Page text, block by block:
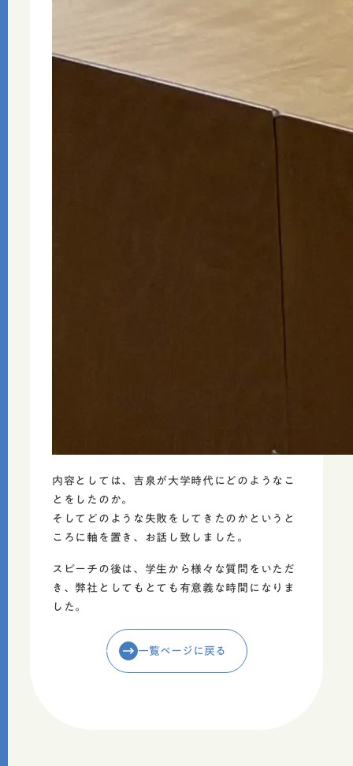
内容としては、吉泉が大学時代にどのようなこ
とをしたのか。
そしてどのような失敗をしてきたのかというと
ころに軸を置き、お話し致しました。
スピーチの後は、学生から様々な質問をいただ
き、弊社としてもとても有意義な時間になりま
した。
一覧ページに戻る